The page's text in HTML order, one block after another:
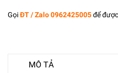
GọiĐT / Zalo 0962425005để
MÔ TẢ